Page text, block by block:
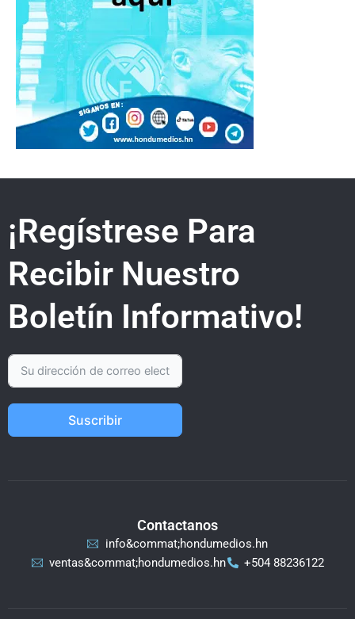
¡Regístrese Para
Recibir Nuestro
Boletín Informativo!
Suscribir
Contactanos
info&commat;hondumedios.hn
ventas&commat;hondumedios.hn
+504 88236122